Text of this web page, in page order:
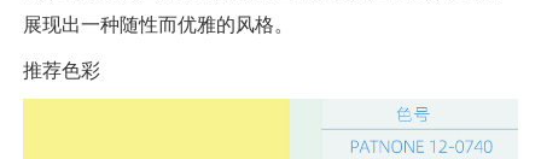
展现出一种随性而优雅的风格。
推荐色彩